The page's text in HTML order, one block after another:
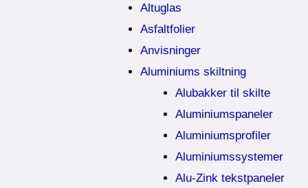
Altuglas
Asfaltfolier
Anvisninger
Aluminiums skiltning
Alubakker til skilte
Aluminiumspaneler
Aluminiumsprofiler
Aluminiumssystemer
Alu-Zink tekstpaneler